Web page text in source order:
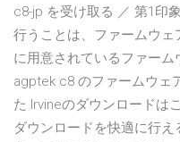
c8-jp を受け取る ／ 第1印
行うことは、ファームウ
に用意されているファー
agptek c8 のファームウェ
た Irvineのダウンロードは
ダウンロードを快適に行